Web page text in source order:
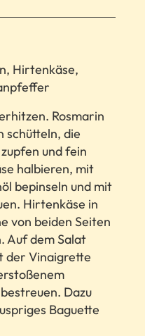
Hirtenkäse,
Rosmarin
schütteln, die
und fein
halbieren, mit
bepinseln und mit
Hirtenkäse in
von beiden Seiten
Auf dem Salat
der Vinaigrette
Dazu
Baguette